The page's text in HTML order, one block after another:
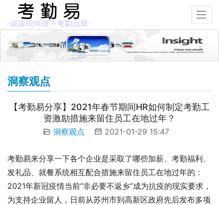
洞察观点
【考勤易分享】2021年春节期间HR如何制定考勤工
资激励措施来留住员工在地过年？
洞察观点 2021-01-29 15:47
考勤易来分享一下各个企业是采取了哪些加薪、考勤福利、
发礼品、就餐系统相互配合措施来留住员工在地过年的：
2021年新冠疫情当前“非必要不返乡”成为抗疫的现实要求，
为支持企业留人，日前从苏州市到高新区政府先后发布多项